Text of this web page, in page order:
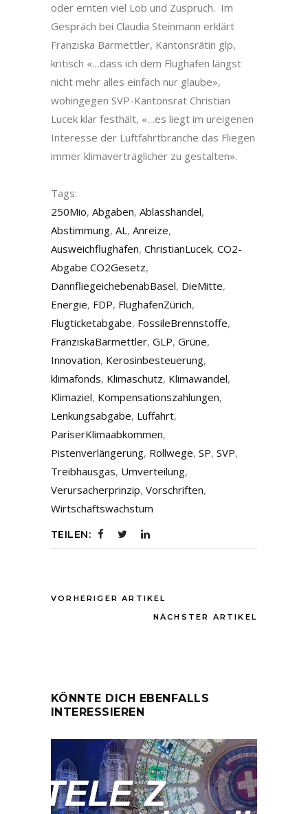
oder ernten viel Lob und Zuspruch. Im
Gespräch bei Claudia Steinmann erklärt
Franziska Barmettler, Kantonsrätin glp,
kritisch «…dass ich dem Flughafen längst
nicht mehr alles einfach nur glaube»,
wohingegen SVP-Kantonsrat Christian
Lucek klar festhält, «…es liegt im ureigenen
Interesse der Luftfahrtbranche das Fliegen
immer klimaverträglicher zu gestalten».
Tags:
250Mio, Abgaben, Ablasshandel,
Abstimmung, AL, Anreize,
Ausweichflughäfen, ChristianLucek, CO2-
Abgabe CO2Gesetz,
DannfliegeichebenabBasel, DieMitte,
Energie, FDP, FlughafenZürich,
Flugticketabgabe, FossileBrennstoffe,
FranziskaBarmettler, GLP, Grüne,
Innovation, Kerosinbesteuerung,
klimafonds, Klimaschutz, Klimawandel,
Klimaziel, Kompensationszahlungen,
Lenkungsabgabe, Luffahrt,
PariserKlimaabkommen,
Pistenverlängerung, Rollwege, SP, SVP,
Treibhausgas, Umverteilung,
Verursacherprinzip, Vorschriften,
Wirtschaftswachstum
TEILEN:
VORHERIGER ARTIKEL
NÄCHSTER ARTIKEL
KÖNNTE DICH EBENFALLS
INTERESSIEREN